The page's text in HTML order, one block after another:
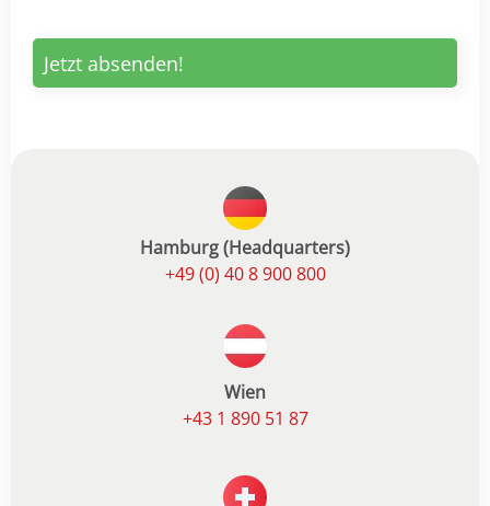
Hamburg (Headquarters)
+49 (0) 40 8 900 800
Wien
+43 1 890 51 87